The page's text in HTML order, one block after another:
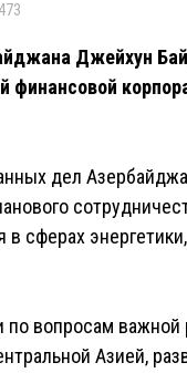
Джейхун
дел
сферах энергетики,
вопросам важной
Азией,